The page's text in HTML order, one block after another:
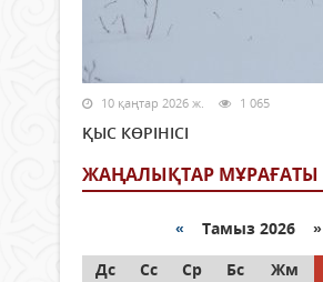
10 қаңтар 2026 ж. 1 065
ҚЫС КӨРІНІСІ
ЖАҢАЛЫҚТАР МҰРАҒАТЫ
« Тамыз 2026 »
Дс
Сс Ср Бс Жм